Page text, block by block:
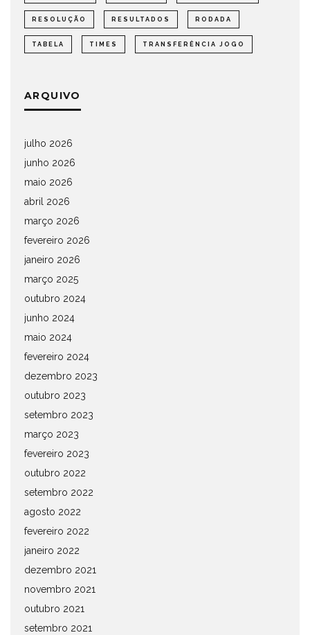
RESOLUÇÃO RESULTADOS RODADA
TABELA TIMES TRANSFERÊNCIA JOGO
ARQUIVO
julho 2026
junho 2026
maio 2026
abril 2026
março 2026
fevereiro 2026
janeiro 2026
março 2025
outubro 2024
junho 2024
maio 2024
fevereiro 2024
dezembro 2023
outubro 2023
setembro 2023
março 2023
fevereiro 2023
outubro 2022
setembro 2022
agosto 2022
fevereiro 2022
janeiro 2022
dezembro 2021
novembro 2021
outubro 2021
setembro 2021